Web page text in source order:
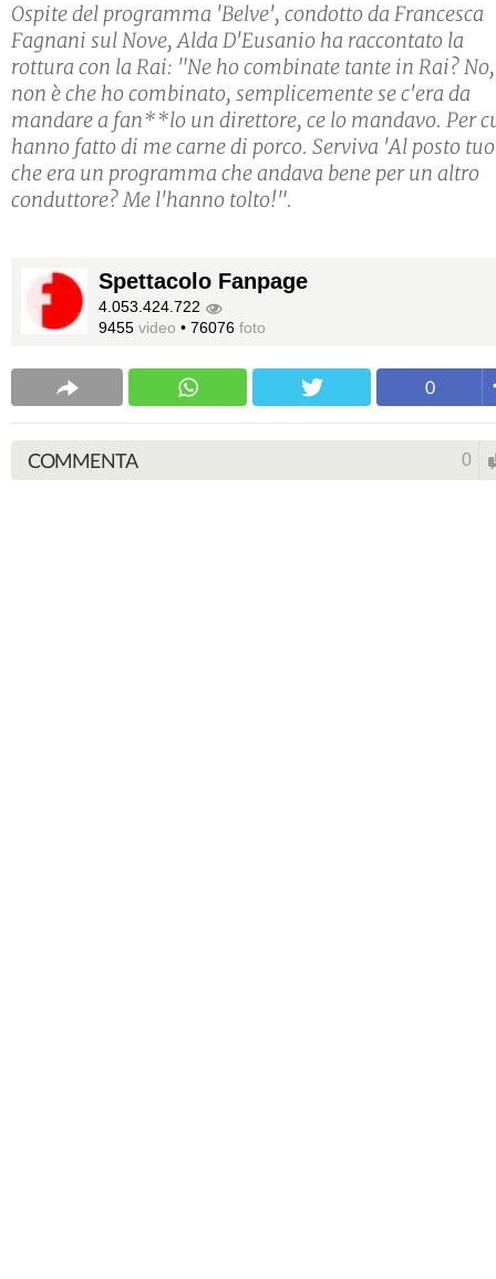
Ospite del programma 'Belve', condotto da Francesca
Fagnani sul Nove, Alda D'Eusanio ha raccontato la
rottura con la Rai: "Ne ho combinate tante in Rai? No,
non è che ho combinato, semplicemente se c'era da
mandare a fan**lo un direttore, ce lo mandavo. Per
hanno fatto di me carne di porco. Serviva 'Al posto
che era un programma che andava bene per un altro
conduttore? Me l'hanno tolto!".
Spettacolo Fanpage
4.053.424.722
9455 video • 76076 foto
0
COMMENTA 0